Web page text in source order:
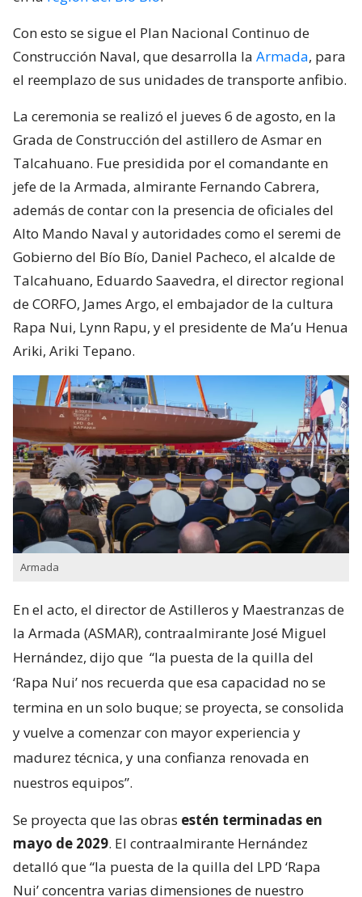
Con esto se sigue el Plan Nacional Continuo de
Construcción Naval, que desarrolla la Armada, para
el reemplazo de sus unidades de transporte anfibio.
La ceremonia se realizó el jueves 6 de agosto, en la
Grada de Construcción del astillero de Asmar en
Talcahuano. Fue presidida por el comandante en
jefe de la Armada, almirante Fernando Cabrera,
además de contar con la presencia de oficiales del
Alto Mando Naval y autoridades como el seremi de
Gobierno del Bío Bío, Daniel Pacheco, el alcalde de
Talcahuano, Eduardo Saavedra, el director regional
de CORFO, James Argo, el embajador de la cultura
Rapa Nui, Lynn Rapu, y el presidente de Ma’u Henua
Ariki, Ariki Tepano.
Armada
En el acto, el director de Astilleros y Maestranzas de
la Armada (ASMAR), contraalmirante José Miguel
Hernández, dijo que “la puesta de la quilla del
‘Rapa Nui’ nos recuerda que esa capacidad no se
termina en un solo buque; se proyecta, se consolida
y vuelve a comenzar con mayor experiencia y
madurez técnica, y una confianza renovada en
nuestros equipos”.
Se proyecta que las obras estén terminadas en
mayo de 2029. El contraalmirante Hernández
detalló que “la puesta de la quilla del LPD ‘Rapa
Nui’ concentra varias dimensiones de nuestro